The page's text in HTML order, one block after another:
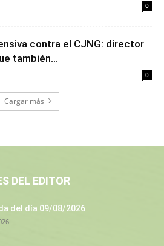
0
contra el CJNG: director
también...
0
Cargar más
DEL EDITOR
del día 09/08/2026